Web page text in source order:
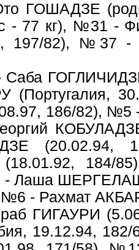
ГОШАДЗЕ
- 77 кг), №31 -
197/82), №37
(Португалия,
186/82), №5
(20.02.94,
184/
- Лаша
№6 - Рахмат
ГИГАУРИ
19.12.94,